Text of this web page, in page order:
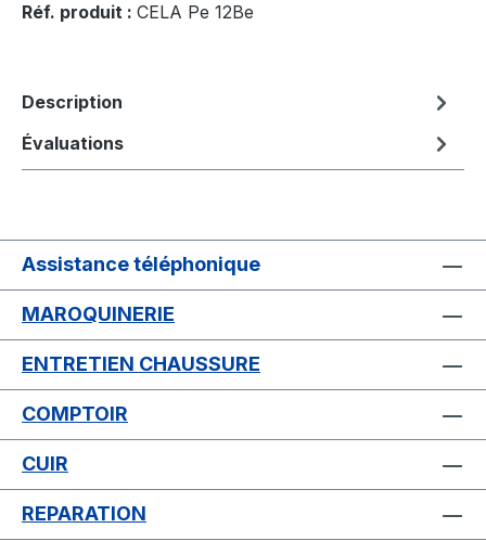
Réf. produit : CELA Pe 12Be
Description
Évaluations
Assistance téléphonique
MAROQUINERIE
ENTRETIEN CHAUSSURE
COMPTOIR
CUIR
REPARATION